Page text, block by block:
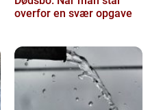
overfor en svær opgave